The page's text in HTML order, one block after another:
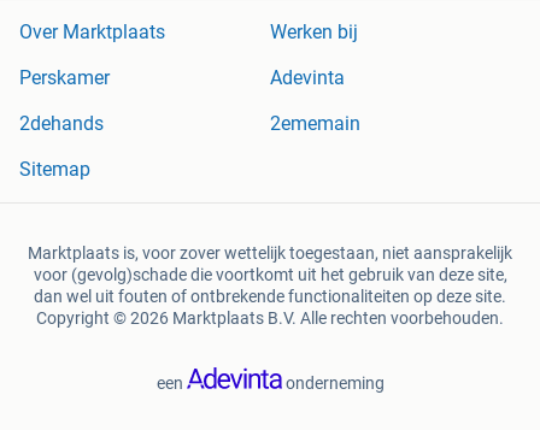
Over Marktplaats
Werken bij
Perskamer
Adevinta
2dehands
2ememain
Sitemap
Marktplaats is, voor zover wettelijk toegestaan, niet aansprakelijk
voor (gevolg)schade die voortkomt uit het gebruik van deze site,
dan wel uit fouten of ontbrekende functionaliteiten op deze site.
Copyright © 2026 Marktplaats B.V. Alle rechten voorbehouden.
een onderneming